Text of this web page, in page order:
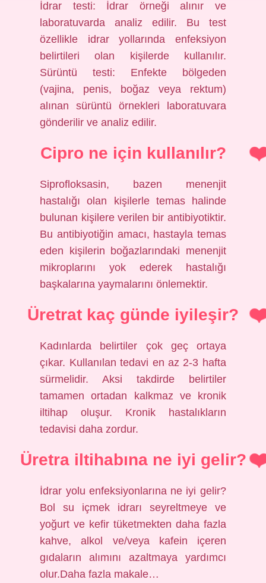
İdrar testi: İdrar örneği alınır ve
laboratuvarda analiz edilir. Bu test
özellikle idrar yollarında enfeksiyon
belirtileri olan kişilerde kullanılır.
Sürüntü testi: Enfekte bölgeden
(vajina, penis, boğaz veya rektum)
alınan sürüntü örnekleri laboratuvara
gönderilir ve analiz edilir.
Cipro ne için kullanılır?
Siprofloksasin, bazen menenjit
hastalığı olan kişilerle temas halinde
bulunan kişilere verilen bir antibiyotiktir.
Bu antibiyotiğin amacı, hastayla temas
eden kişilerin boğazlarındaki menenjit
mikroplarını yok ederek hastalığı
başkalarına yaymalarını önlemektir.
Üretrat kaç günde iyileşir?
Kadınlarda belirtiler çok geç ortaya
çıkar. Kullanılan tedavi en az 2-3 hafta
sürmelidir. Aksi takdirde belirtiler
tamamen ortadan kalkmaz ve kronik
iltihap oluşur. Kronik hastalıkların
tedavisi daha zordur.
Üretra iltihabına ne iyi gelir?
İdrar yolu enfeksiyonlarına ne iyi gelir?
Bol su içmek idrarı seyreltmeye ve
yoğurt ve kefir tüketmekten daha fazla
kahve, alkol ve/veya kafein içeren
gıdaların alımını azaltmaya yardımcı
olur.Daha fazla makale…